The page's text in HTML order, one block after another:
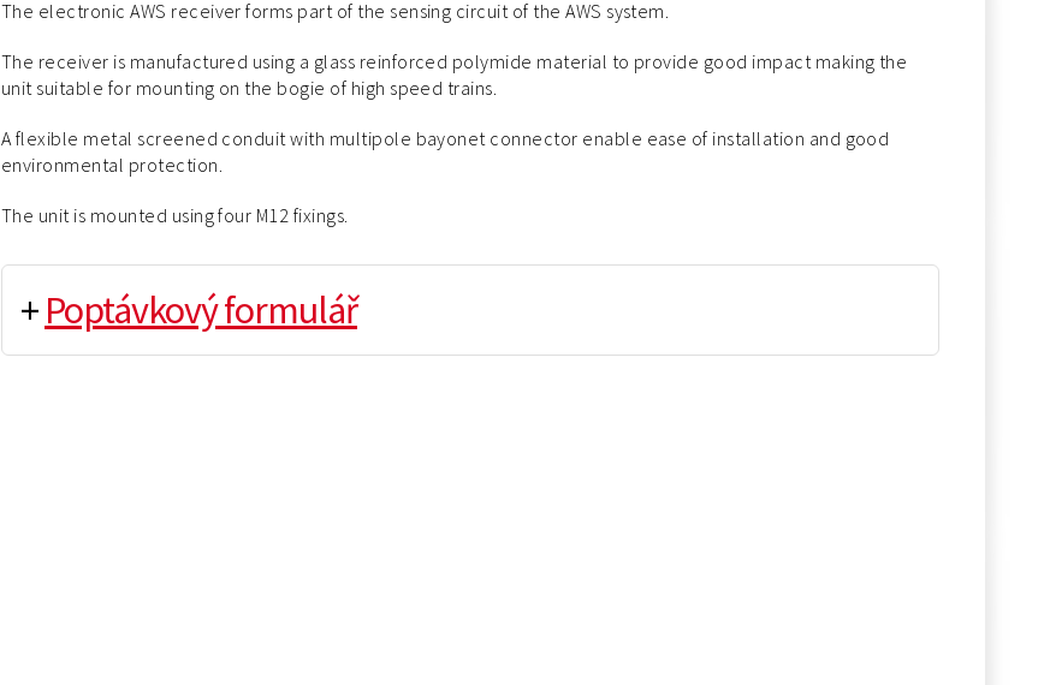
The electronic AWS receiver forms part of the sensing circuit of the AWS system.
The receiver is manufactured using a glass reinforced polymide material to provide good impact making the
unit suitable for mounting on the bogie of high speed trains.
A flexible metal screened conduit with multipole bayonet connector enable ease of installation and good
environmental protection.
The unit is mounted using four M12 fixings.
+ Poptávkový formulář